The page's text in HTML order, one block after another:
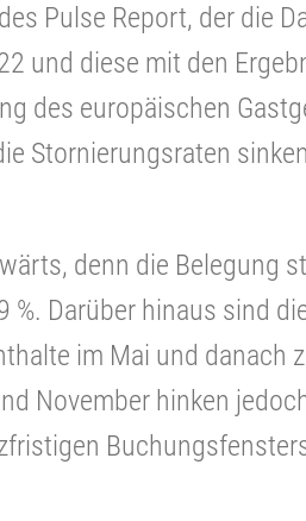
Pulse Report, der die
und diese mit den
des europäischen
Stornierungsraten
denn die Belegung
%. Darüber hinaus sind
im Mai und danach
November hinken